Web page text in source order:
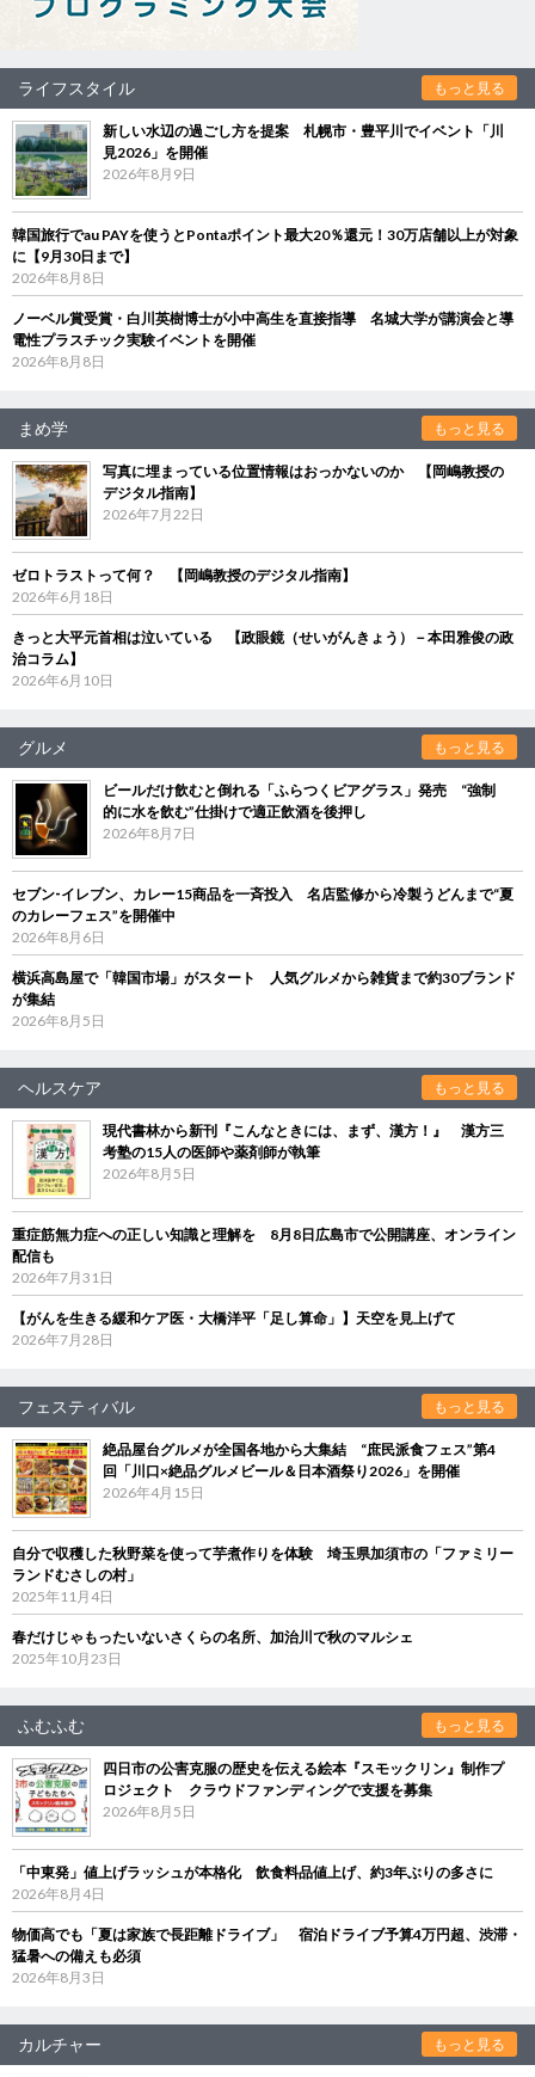
ライフスタイル もっと見る
新しい水辺の過ごし方を提案 札幌市・豊平川でイベント「川
見2026」を開催
2026年8月9日
韓国旅行でau PAYを使うとPontaポイント最大20％還元！30万店舗以上が対象
に【9月30日まで】
2026年8月8日
ノーベル賞受賞・白川英樹博士が小中高生を直接指導 名城大学が講演会と導
電性プラスチック実験イベントを開催
2026年8月8日
まめ学 もっと見る
写真に埋まっている位置情報はおっかないのか 【岡嶋教授の
デジタル指南】
2026年7月22日
ゼロトラストって何？ 【岡嶋教授のデジタル指南】
2026年6月18日
きっと大平元首相は泣いている 【政眼鏡（せいがんきょう）－本田雅俊の政
治コラム】
2026年6月10日
グルメ もっと見る
ビールだけ飲むと倒れる「ふらつくビアグラス」発売 “強制
的に水を飲む”仕掛けで適正飲酒を後押し
2026年8月7日
セブン‐イレブン、カレー15商品を一斉投入 名店監修から冷製うどんまで“夏
のカレーフェス”を開催中
2026年8月6日
横浜高島屋で「韓国市場」がスタート 人気グルメから雑貨まで約30ブランド
が集結
2026年8月5日
ヘルスケア もっと見る
現代書林から新刊『こんなときには、まず、漢方！』 漢方三
考塾の15人の医師や薬剤師が執筆
2026年8月5日
重症筋無力症への正しい知識と理解を 8月8日広島市で公開講座、オンライン
配信も
2026年7月31日
【がんを生きる緩和ケア医・大橋洋平「足し算命」】天空を見上げて
2026年7月28日
フェスティバル もっと見る
絶品屋台グルメが全国各地から大集結 “庶民派食フェス”第4
回「川口×絶品グルメビール＆日本酒祭り2026」を開催
2026年4月15日
自分で収穫した秋野菜を使って芋煮作りを体験 埼玉県加須市の「ファミリー
ランドむさしの村」
2025年11月4日
春だけじゃもったいないさくらの名所、加治川で秋のマルシェ
2025年10月23日
ふむふむ もっと見る
四日市の公害克服の歴史を伝える絵本『スモックリン』制作プ
ロジェクト クラウドファンディングで支援を募集
2026年8月5日
「中東発」値上げラッシュが本格化 飲食料品値上げ、約3年ぶりの多さに
2026年8月4日
物価高でも「夏は家族で長距離ドライブ」 宿泊ドライブ予算4万円超、渋滞・
猛暑への備えも必須
2026年8月3日
カルチャー もっと見る